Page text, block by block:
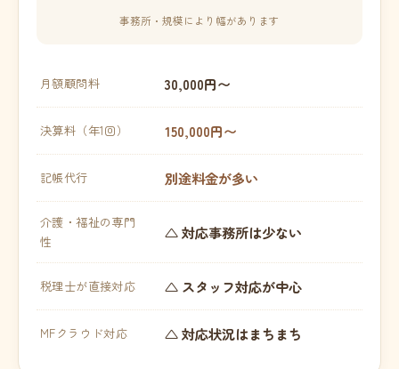
事務所・規模により幅があります
月額顧問料 30,000円〜
決算料（年1回） 150,000円〜
記帳代行 別途料金が多い
介護・福祉の専門
性
△ 対応事務所は少ない
税理士が直接対応 △ スタッフ対応が中心
MFクラウド対応 △ 対応状況はまちまち